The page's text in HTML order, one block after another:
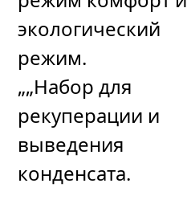
экологический
режим.
„„Набор для
рекуперации и
выведения
конденсата.